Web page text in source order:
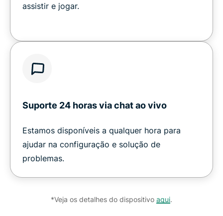
assistir e jogar.
Suporte 24 horas via chat ao vivo
Estamos disponíveis a qualquer hora para
ajudar na configuração e solução de
problemas.
*Veja os detalhes do dispositivo aqui.